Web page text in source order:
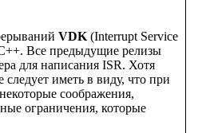
VDK (Interrupt Service
Все предыдущие релизы
для написания ISR. Хотя
иметь в виду, что при
соображения,
ограничения, которые